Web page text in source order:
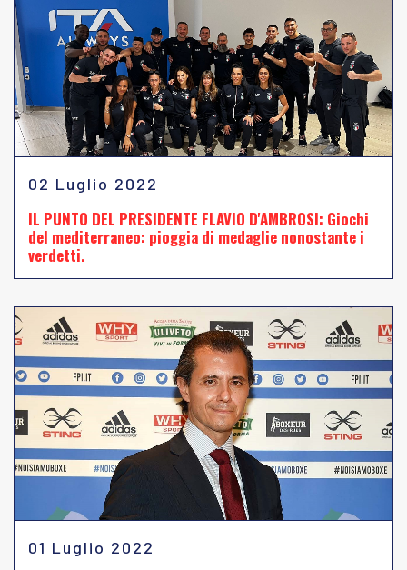
02 Luglio 2022
IL PUNTO DEL PRESIDENTE FLAVIO D'AMBROSI: Giochi
del mediterraneo: pioggia di medaglie nonostante i
verdetti.
01 Luglio 2022